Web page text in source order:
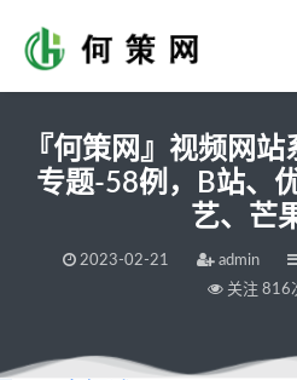
『何策网』视频网
专题-58例，B站、
艺、芒
2023-02-21 admin
关注 816